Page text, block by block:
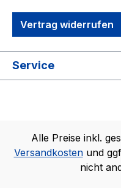
Vertrag widerrufen
Service
Alle Preise inkl.
Versandkostenund
nicht